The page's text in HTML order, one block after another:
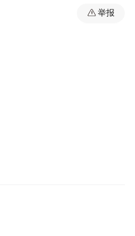
举报